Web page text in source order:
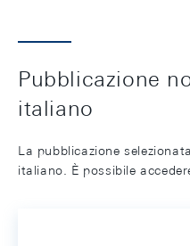
Pubblicazione
italiano
La pubblicazione
italiano. È possibile